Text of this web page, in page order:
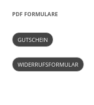
PDF FORMULARE
GUTSCHEIN
WIDERRUFSFORMULAR